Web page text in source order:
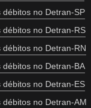
débitos no Detran-SP
débitos no Detran-RS
débitos no Detran-RN
débitos no Detran-BA
débitos no Detran-ES
débitos no Detran-AM